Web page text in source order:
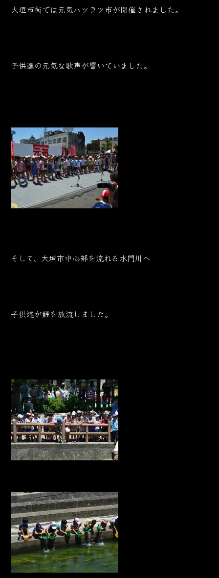
大垣市街では元気ハツラツ市が開催されました。
子供達の元気な歌声が響いていました。
そして、大垣市中心部を流れる水門川へ
子供達が鯉を放流しました。